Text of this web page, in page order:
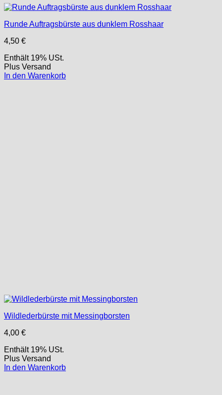
Runde Auftragsbürste aus dunklem Rosshaar
4,50 €
Enthält 19% USt.
Plus Versand
In den Warenkorb
Wildlederbürste mit Messingborsten
4,00 €
Enthält 19% USt.
Plus Versand
In den Warenkorb